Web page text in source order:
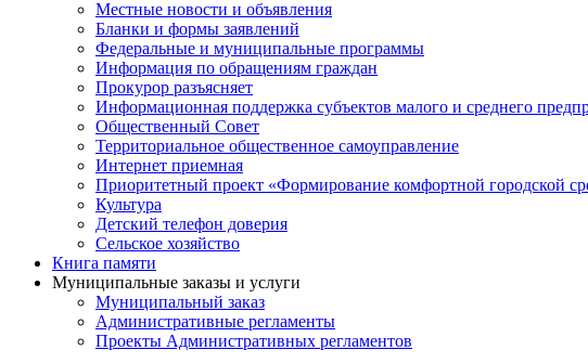
Местные новости и объявления
Бланки и формы заявлений
Федеральные и муниципальные программы
Информация по обращениям граждан
Прокурор разъясняет
Информационная поддержка субъектов малого и среднего
Общественный Совет
Территориальное общественное самоуправление
Интернет приемная
Приоритетный проект «Формирование комфортной городской
Культура
Детский телефон доверия
Сельское хозяйство
Книга памяти
Муниципальные заказы и услуги
Муниципальный заказ
Административные регламенты
Проекты Административных регламентов